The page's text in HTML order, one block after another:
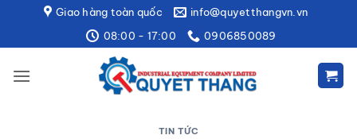
nội
dung
Giao hàng toàn quốc
info@quyetthangvn.vn
08:00 - 17:00
0906850089
TIN TỨC